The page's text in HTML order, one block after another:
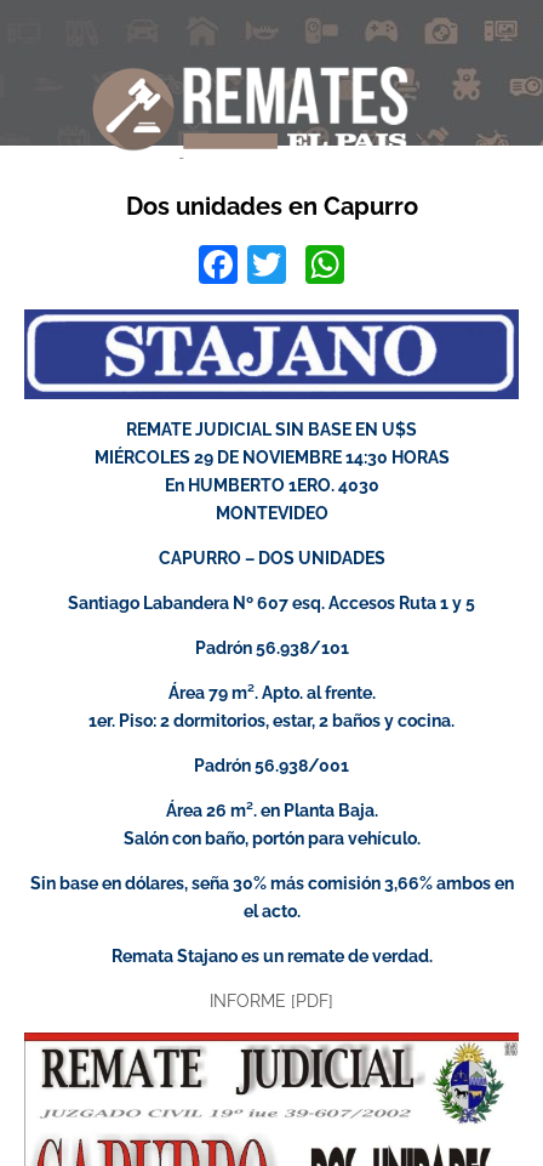
Dos unidades en Capurro
Facebook
Twitter
REMATE JUDICIAL SIN BASE EN U$S
MIÉRCOLES 29 DE NOVIEMBRE 14:30 HORAS
En HUMBERTO 1ERO. 4030
MONTEVIDEO
CAPURRO – DOS UNIDADES
Santiago Labandera Nº 607 esq. Accesos Ruta 1 y 5
Padrón 56.938/101
Área 79 m². Apto. al frente.
1er. Piso: 2 dormitorios, estar, 2 baños y cocina.
Padrón 56.938/001
Área 26 m². en Planta Baja.
Salón con baño, portón para vehículo.
Sin base en dólares, seña 30% más comisión 3,66% ambos en
el acto.
Remata Stajano es un remate de verdad.
INFORME [PDF]